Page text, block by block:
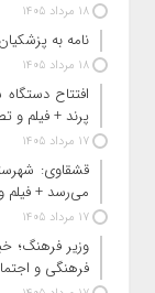
18 مرداد 1405
نامه به
18 مرداد 1405
افتتاح
پرند + فیلم و
17 مرداد 1405
قشقاوی:
می‌رسد +
17 مرداد 1405
وزیر فرهنگ؛
فرهنگی و